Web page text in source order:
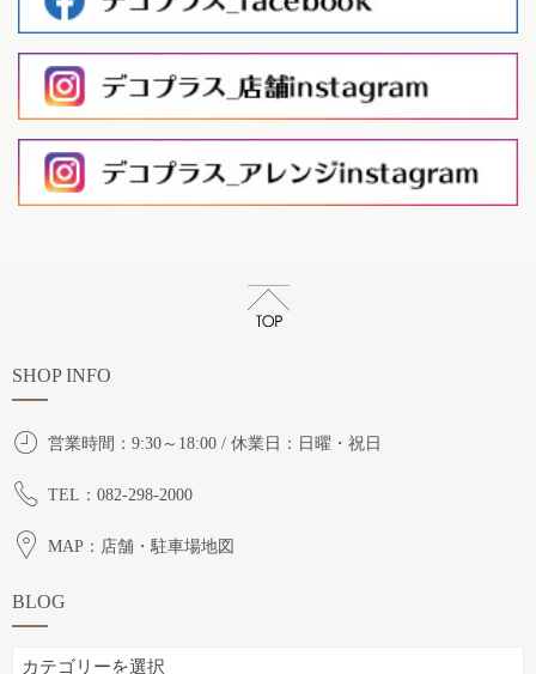
SHOP INFO
営業時間：9:30～18:00 / 休業日：日曜・祝日
TEL：082-298-2000
MAP：店舗・駐車場地図
BLOG
BLOG